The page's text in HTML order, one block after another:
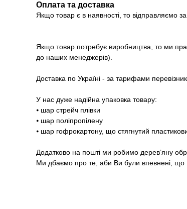
Оплата та доставка
Якщо товар є в наявності, то відправляємо
Якщо товар потребує виробництва, то ми
до наших менеджерів).
Доставка по Україні - за тарифами
У нас дуже надійна упаковка товару:
⦁ шар стрейч плівки
⦁ шар поліпропілену
⦁ шар гофрокартону, що стягнутий
Додатково на пошті ми робимо дерев’яну
Ми дбаємо про те, аби Ви були впевнені, що